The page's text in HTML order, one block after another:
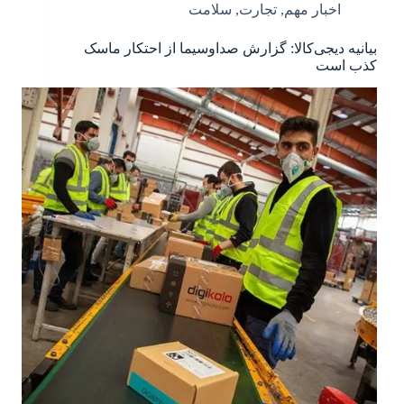
اخبار مهم, تجارت, سلامت
بیانیه دیجی‌کالا: گزارش صداوسیما از احتکار ماسک
کذب است